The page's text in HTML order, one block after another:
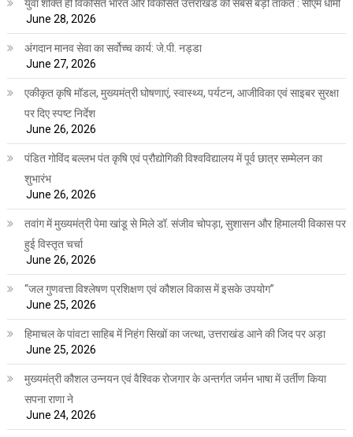
युवा शक्ति ही विकसित भारत और विकसित उत्तराखंड की सबसे बड़ी ताकत : सीएम धामी
June 28, 2026
अंगदान मानव सेवा का सर्वोच्च कार्य: जे.पी. नड्डा
June 27, 2026
एकीकृत कृषि मॉडल, मुख्यमंत्री घोषणाएं, स्वास्थ्य, पर्यटन, आजीविका एवं साइबर सुरक्षा
पर दिए स्पष्ट निर्देश
June 26, 2026
पंडित गोविंद बल्लभ पंत कृषि एवं प्रौद्योगिकी विश्वविद्यालय में पूर्व छात्र सम्मेलन का
शुभारंभ
June 26, 2026
तवांग में मुख्यमंत्री पेमा खांडू से मिले डॉ. संजीव चोपड़ा, सुशासन और हिमालयी विकास पर
हुई विस्तृत चर्चा
June 26, 2026
“जल गुणवत्ता विश्लेषण प्रशिक्षण एवं कौशल विकास में इसके उपयोग”
June 25, 2026
हिमाचल के पांवटा साहिब में निहंग सिखों का जत्था, उत्तराखंड आने की जिद पर अड़ा
June 25, 2026
मुख्यमंत्री कौशल उन्नयन एवं वैश्विक रोजगार के अन्तर्गत जर्मन भाषा में उर्तीण किया
सपना राणा ने
June 24, 2026